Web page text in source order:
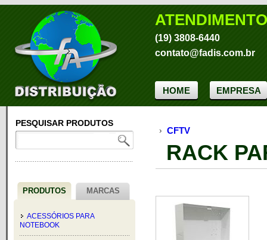
ATENDIMENTO
(19) 3808-6440
contato@fadis.com.br
HOME EMPRESA
PESQUISAR PRODUTOS
PRODUTOS MARCAS
ACESSÓRIOS PARA
NOTEBOOK
CFTV
RACK